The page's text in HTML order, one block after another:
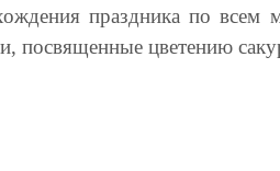
праздника по всем
посвященные цветению